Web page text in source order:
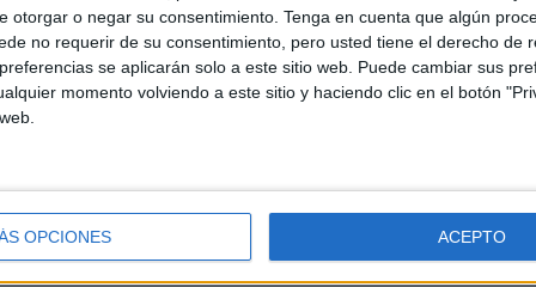
otorgar o negar su consentimiento. Tenga en cuenta que algún
no requerir de su consentimiento, pero usted tiene el derecho de
se aplicarán solo a este sitio web. Puede cambiar sus
momento volviendo a este sitio y haciendo clic en el botón
OPCIONES ACEPTO
en generación en Zamora. Castilla y León
de flores’, llegada desde tierras palentinas.
una canción en la que se cuelan las
tiene sus raíces en la música de los descendientes de